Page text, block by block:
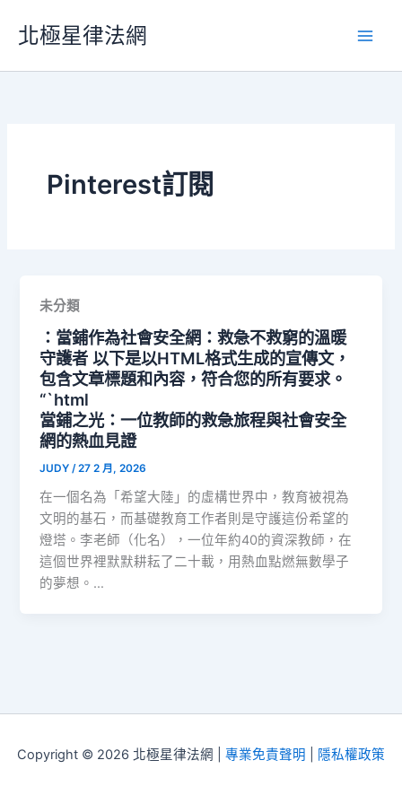
要
北極星律法網
Pinterest訂閱
未分類
：當鋪作為社會安全網：救急不救窮的溫暖
守護者 以下是以HTML格式生成的宣傳文，
包含文章標題和內容，符合您的所有要求。
“`html
當鋪之光：一位教師的救急旅程與社會安全
網的熱血見證
JUDY /27 2 月, 2026
在一個名為「希望大陸」的虛構世界中，教育被視為
文明的基石，而基礎教育工作者則是守護這份希望的
燈塔。李老師（化名），一位年約40的資深教師，在
這個世界裡默默耕耘了二十載，用熱血點燃無數學子
的夢想。…
Copyright © 2026 北極星律法網 | 專業免責聲明 隱私權政策